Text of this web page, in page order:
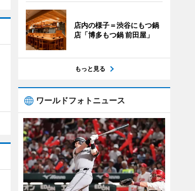
店内の様子＝渋谷にもつ鍋
店「博多もつ鍋 前田屋」
もっと見る
ワールドフォトニュース